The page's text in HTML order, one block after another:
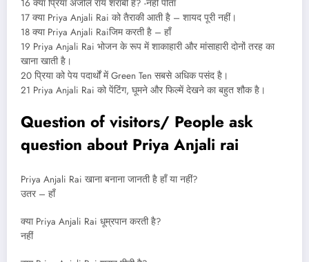
16 क्या प्रिया अंजलि राय शराबी है? -नहीं पीता
17 क्या Priya Anjali Rai को तैराकी आती है – शायद पूरी नहीं।
18 क्या Priya Anjali Raiजिम करती है – हाँ
19 Priya Anjali Rai भोजन के रूप में शाकाहारी और मांसाहारी दोनों तरह का
खाना खाती है।
20 प्रिया को पेय पदार्थों में Green Ten सबसे अधिक पसंद है।
21 Priya Anjali Rai को पेंटिंग, घूमने और फिल्में देखने का बहुत शौक है।
Question of visitors/ People ask
question about Priya Anjali rai
Priya Anjali Rai खाना बनाना जानती है हाँ या नहीं?
उतर – हाँ
क्या Priya Anjali Rai धूम्रपान करती है?
नहीं